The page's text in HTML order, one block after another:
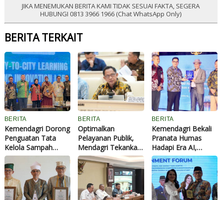
JIKA MENEMUKAN BERITA KAMI TIDAK SESUAI FAKTA, SEGERA
HUBUNGI 0813 3966 1966 (Chat WhatsApp Only)
BERITA TERKAIT
BERITA
Kemendagri Dorong
Penguatan Tata
Kelola Sampah
Berkelanjutan di
Daerah
BERITA
Optimalkan
Pelayanan Publik,
Mendagri Tekankan
Pentingnya
Penguatan
Kapasitas dan
Dukungan terhadap
Kepala Daerah
BERITA
Kemendagri Bekali
Pranata Humas
Hadapi Era AI,
Perkuat Strategi
Komunikasi
Pemerintahan
Lawan Disinformasi